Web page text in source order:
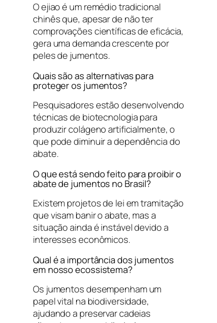
Oejiaoé um remédio tradicional
chinês que, apesar de não ter
comprovações científicas de eficácia,
gera uma demanda crescente por
peles de jumentos.
Quais são as alternativas para
proteger os jumentos?
Pesquisadores estão desenvolvendo
técnicas de biotecnologia para
produzir colágeno artificialmente, o
que pode diminuir a dependência do
abate.
O que está sendo feito para proibir o
abate de jumentos no Brasil?
Existem projetos de lei em tramitação
que visam banir o abate, mas a
situação ainda é instável devido a
interesses econômicos.
Qual é a importância dos jumentos
em nosso ecossistema?
Os jumentos desempenham um
papel vital na biodiversidade,
ajudando a preservar cadeias